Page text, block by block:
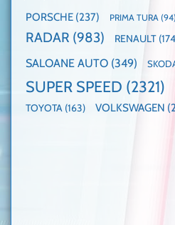
PORSCHE (237) PRIMA TURA (94)
RADAR (983) RENAULT
SALOANE AUTO (349)
SUPER SPEED (2321)
TOYOTA (163) VOLKSWAGEN